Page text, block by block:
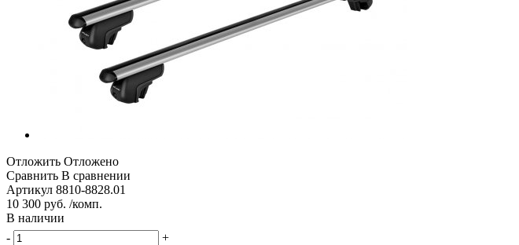
Отложить Отложено
Сравнить В сравнении
Артикул 8810-8828.01
10 300 руб. /комп.
В наличии
-
+